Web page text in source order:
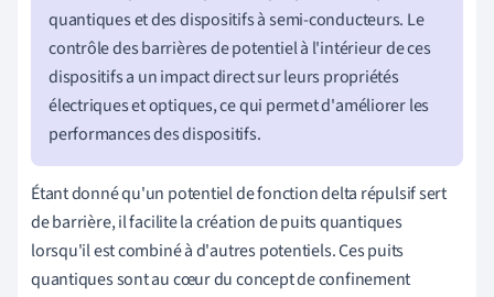
quantiques et des dispositifs à semi-conducteurs. Le
contrôle des barrières de potentiel à l'intérieur de ces
dispositifs a un impact direct sur leurs propriétés
électriques et optiques, ce qui permet d'améliorer les
performances des dispositifs.
Étant donné qu'un potentiel de fonction delta répulsif sert
de barrière, il facilite la création de puits quantiques
lorsqu'il est combiné à d'autres potentiels. Ces puits
quantiques sont au cœur du concept de confinement